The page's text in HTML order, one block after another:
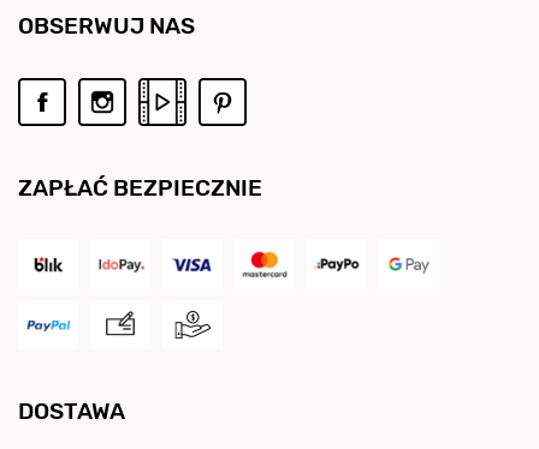
ZAPŁAĆ BEZPIECZNIE
DOSTAWA
OBSERWUJ NAS